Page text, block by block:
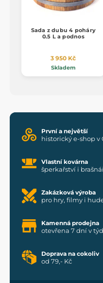
Sada z dubu 4 poháry
0.5 L a podnos
3 950 Kč
Skladem
První a největší
historický e-shop v
Vlastní kovárna
šperkařství i
Zakázková výroba
pro hry, filmy i
Kamenná prodejna
otevřena 7 dní v
Doprava na cokoliv
od 79,- Kč